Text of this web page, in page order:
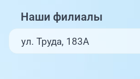
Наши филиалы
ул. Труда, 183А